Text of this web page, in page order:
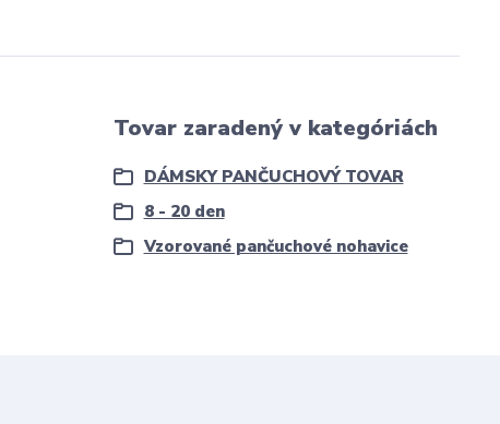
Tovar zaradený v kategóriách
DÁMSKY PANČUCHOVÝ TOVAR
8 - 20 den
Vzorované pančuchové nohavice